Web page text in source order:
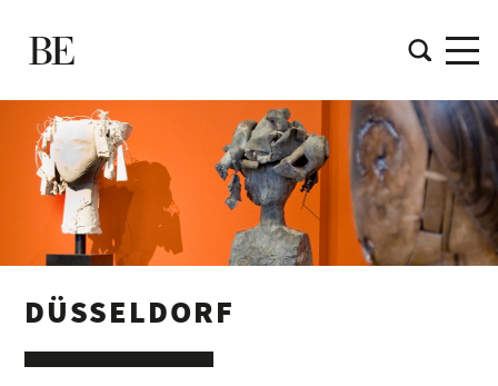
DÜSSELDORF